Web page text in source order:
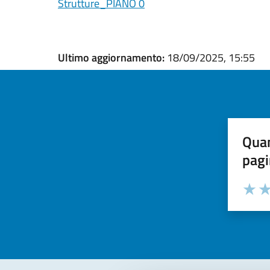
Strutture_PIANO 0
Ultimo aggiornamento: 18/09/2025, 15:55
Valuta